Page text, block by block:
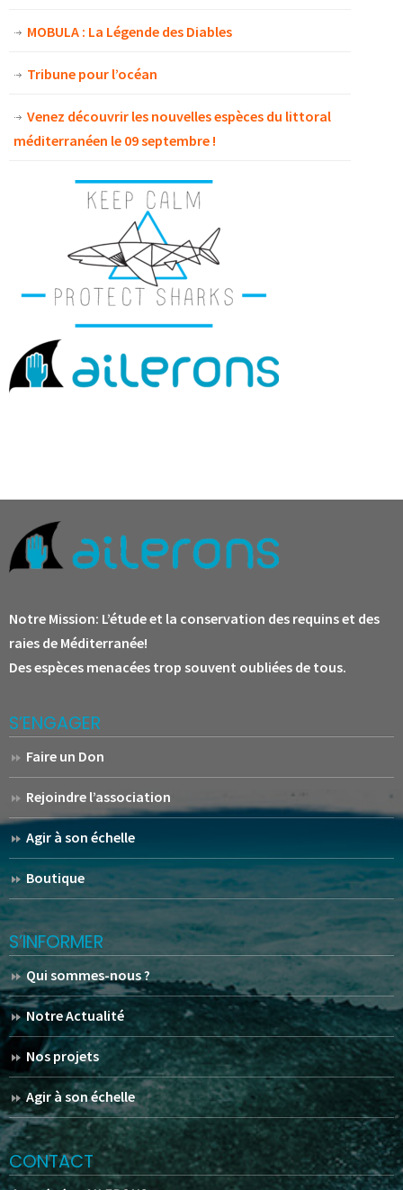
MOBULA : La Légende des Diables
Tribune pour l’océan
Venez découvrir les nouvelles espèces du littoral
méditerranéen le 09 septembre !
Notre Mission: L’étude et la conservation des requins et des
raies de Méditerranée!
Des espèces menacées trop souvent oubliées de tous.
S’ENGAGER
Faire un Don
Rejoindre l’association
Agir à son échelle
Boutique
S’INFORMER
Qui sommes-nous ?
Notre Actualité
Nos projets
Agir à son échelle
CONTACT